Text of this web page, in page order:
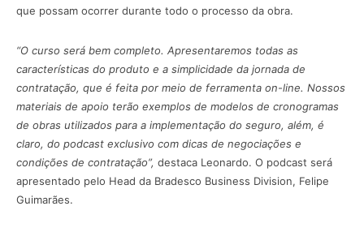
que possam ocorrer durante todo o processo da obra.
“O curso será bem completo. Apresentaremos todas as
características do produto e a simplicidade da jornada de
contratação, que é feita por meio de ferramenta on-line. Nossos
materiais de apoio terão exemplos de modelos de cronogramas
de obras utilizados para a implementação do seguro, além, é
claro, do podcast exclusivo com dicas de negociações e
condições de contratação”, destaca Leonardo. O podcast será
apresentado pelo Head da Bradesco Business Division, Felipe
Guimarães.